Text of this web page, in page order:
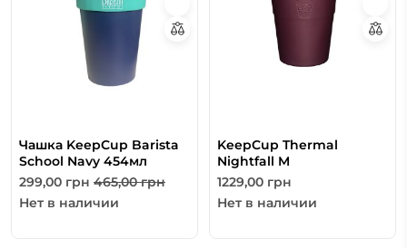
Чашка KeepCup Barista
School Navy 454мл
299,00 грн 465,00грн
Нет в наличии
KeepCup Thermal
Nightfall M
1229,00 грн
Нет в наличии